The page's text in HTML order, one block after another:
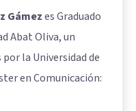
Gámezes Graduado
Abat Oliva, un
la Universidad de
en Comunicación: